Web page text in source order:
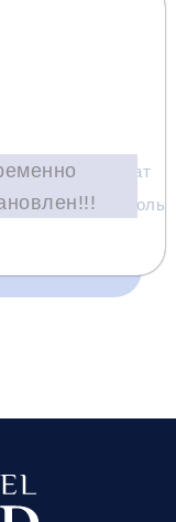
Wi-
Fi
Климат
контроль